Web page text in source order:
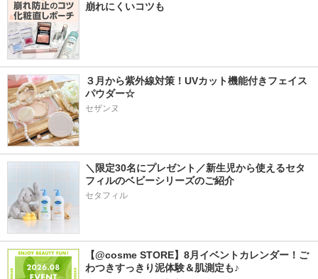
崩れにくいコツも
３月から紫外線対策！UVカット機能付きフェイス
パウダー☆
セザンヌ
＼限定30名にプレゼント／新生児から使えるセタ
フィルのベビーシリーズのご紹介
セタフィル
【@cosme STORE】8月イベントカレンダー！ご
わつきすっきり泥体験＆肌測定も♪